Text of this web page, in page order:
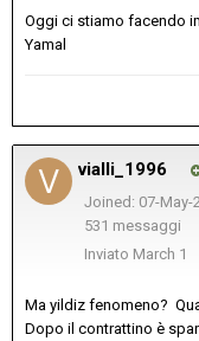
Oggi ci stiamo facendo
Yamal
vialli_1996
Joined: 07-May-
531 messaggi
Inviato March 1
Ma yildiz fenomeno?
Dopo il contrattino è